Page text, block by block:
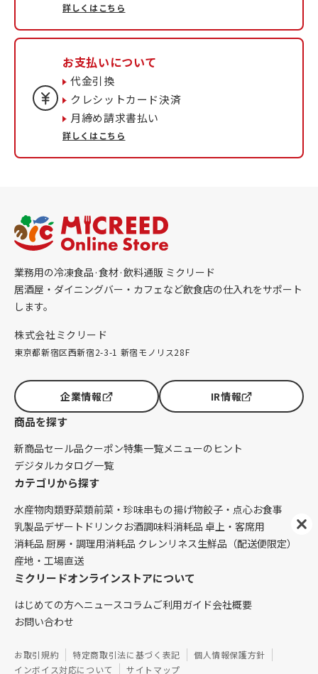
詳しくはこちら
お支払いについて
代金引換
クレシットカード決済
月締め請求書払い
詳しくはこちら
業務用の冷凍食品·食材·飲料通販 ミクリード
居酒屋・ダイニングバー・カフェなど飲食店の仕入れをサポート
します。
株式会社ミクリード
東京都新宿区西新宿2-3-1 新宿モノリス28F
企業情報 IR情報
商品を探す
新商品セール品クーポン特集一覧メニューのヒント
デジタルカタログ一覧
カテゴリから探す
水産物肉類野菜類前菜・珍味串もの揚げ物餃子・点心お食事
乳製品デザート ドリンク お酒調味料消耗品 卓上・客席用
消耗品 厨房・調理用消耗品 クレンリネス生鮮品（配送便限定）
産地・工場直送
ミクリードオンラインストアについて
はじめての方へニュースコラムご利用ガイド会社概要
お問い合わせ
お取引規約 特定商取引法に基づく表記
個人情報保護方針
インボイス対応について
サイトマップ